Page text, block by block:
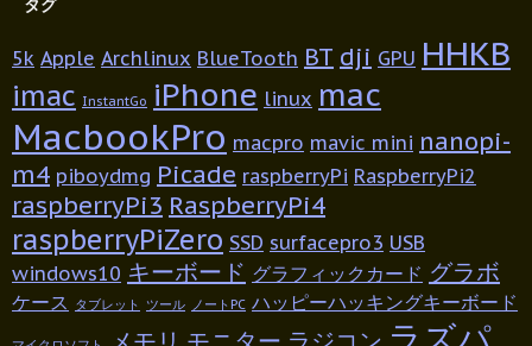
タグ
5k Apple Archlinux BlueTooth BT dji GPU HHKB
imac InstantGo iPhone linux mac
MacbookPro macpro mavic mini nanopi-
m4 piboydmg Picade raspberryPi RaspberryPi2
raspberryPi3 RaspberryPi4
raspberryPiZero SSD surfacepro3 USB
windows10 キーボード グラフィックカード グラボ
ケース タブレット ツール ノートPC ハッピーハッキングキーボード
ラズパ